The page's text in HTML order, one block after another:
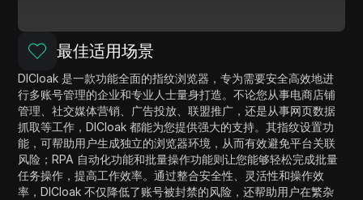
最佳适用场景
DICloak 是一款功能全面的指纹浏览器，专为需要安全高效地进
行多账号管理的企业和专业人士量身打造。不论您从事电商店铺
管理、社交媒体营销、广告投放、联盟推广，还是从事网页数据
抓取等工作，DICloak 都能为您提供强大的支持。其指纹设置功
能，可帮助用户生成独立的浏览器环境，从而有效避免平台关联
风险；RPA 自动化功能和批量操作功能则让您能够轻松完成批量
任务操作，提高工作效率。通过整合安全性、灵活性和操作效
率，DICloak 不仅降低了账号被封禁的风险，还帮助用户在繁杂